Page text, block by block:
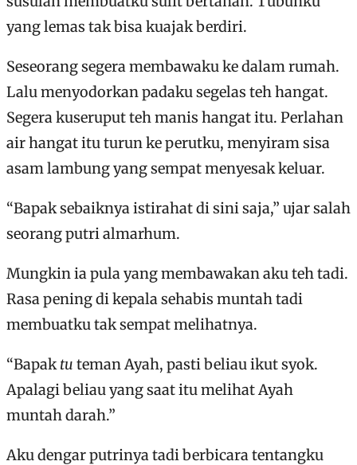
yang lemas tak bisa kuajak berdiri.
Seseorang segera membawaku ke dalam rumah.
Lalu menyodorkan padaku segelas teh hangat.
Segera kuseruput teh manis hangat itu. Perlahan
air hangat itu turun ke perutku, menyiram sisa
asam lambung yang sempat menyesak keluar.
“Bapak sebaiknya istirahat di sini saja,” ujar salah
seorang putri almarhum.
Mungkin ia pula yang membawakan aku teh tadi.
Rasa pening di kepala sehabis muntah tadi
membuatku tak sempat melihatnya.
“Bapaktu teman Ayah, pasti beliau ikut syok.
Apalagi beliau yang saat itu melihat Ayah
muntah darah.”
Aku dengar putrinya tadi berbicara tentangku